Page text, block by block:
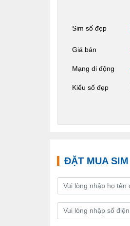
Sim số đẹp
Giá bán
Mạng di động
Kiểu số đẹp
ĐẶT MUA SIM